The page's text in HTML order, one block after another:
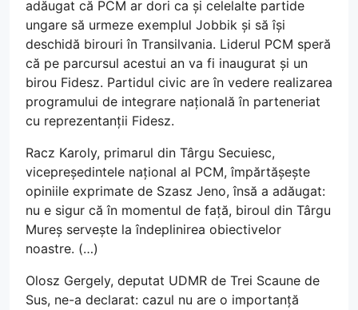
adăugat că PCM ar dori ca și celelalte partide
ungare să urmeze exemplul Jobbik și să își
deschidă birouri în Transilvania. Liderul PCM speră
că pe parcursul acestui an va fi inaugurat și un
birou Fidesz. Partidul civic are în vedere realizarea
programului de integrare națională în parteneriat
cu reprezentanții Fidesz.
Racz Karoly, primarul din Târgu Secuiesc,
vicepreședintele național al PCM, împărtășește
opiniile exprimate de Szasz Jeno, însă a adăugat:
nu e sigur că în momentul de față, biroul din Târgu
Mureș servește la îndeplinirea obiectivelor
noastre. (…)
Olosz Gergely, deputat UDMR de Trei Scaune de
Sus, ne-a declarat: cazul nu are o importanță